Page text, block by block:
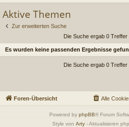
ug
riff
Aktive Themen
Zur erweiterten Suche
Die Suche ergab 0 Treffer
Es wurden keine passenden Ergebnisse
Die Suche ergab 0 Treffer
Foren-Übersicht Alle
Powered by phpBB® Forum
Style von Arty- Aktualisieren